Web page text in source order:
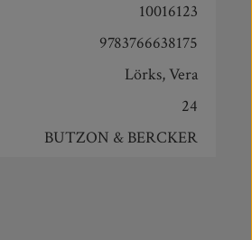
10016123
9783766638175
Lörks, Vera
24
BUTZON & BERCKER